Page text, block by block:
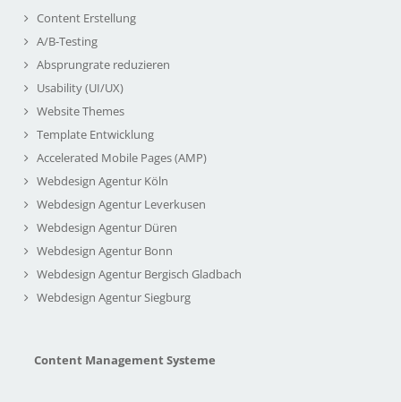
Content Erstellung
A/B-Testing
Absprungrate reduzieren
Usability (UI/UX)
Website Themes
Template Entwicklung
Accelerated Mobile Pages (AMP)
Webdesign Agentur Köln
Webdesign Agentur Leverkusen
Webdesign Agentur Düren
Webdesign Agentur Bonn
Webdesign Agentur Bergisch Gladbach
Webdesign Agentur Siegburg
Content Management Systeme